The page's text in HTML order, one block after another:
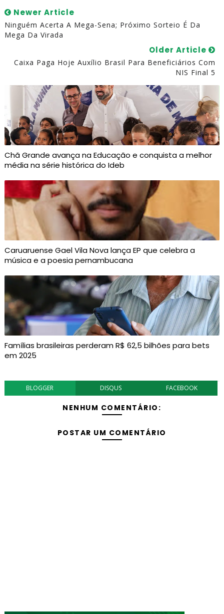
Newer Article
Ninguém Acerta A Mega-Sena; Próximo Sorteio É Da
Mega Da Virada
Older Article
Caixa Paga Hoje Auxílio Brasil Para Beneficiários Com
NIS Final 5
Chã Grande avança na Educação e conquista a melhor
média na série histórica do Ideb
Caruaruense Gael Vila Nova lança EP que celebra a
música e a poesia pernambucana
Famílias brasileiras perderam R$ 62,5 bilhões para bets
em 2025
BLOGGER DISQUS FACEBOOK
NENHUM COMENTÁRIO:
POSTAR UM COMENTÁRIO